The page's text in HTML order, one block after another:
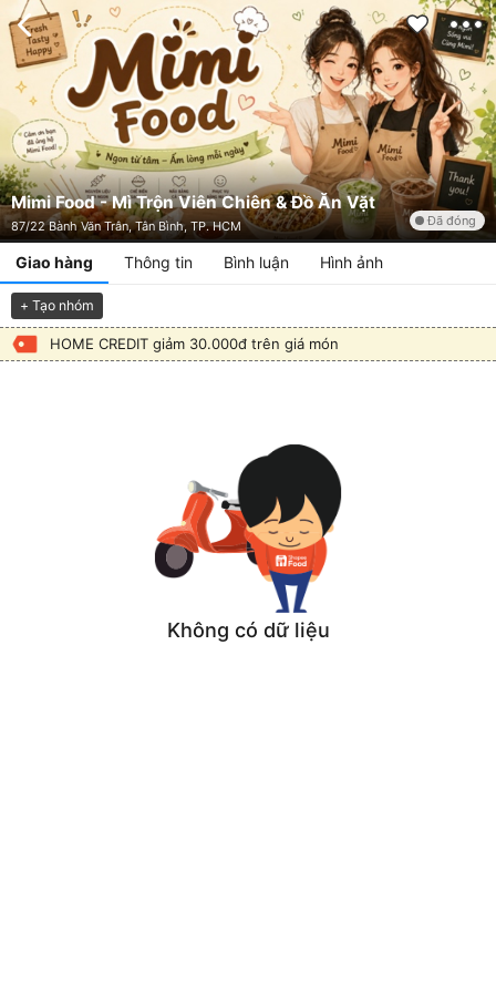
Mimi Food - Mì Trộn Viên Chiên & Đồ Ăn Vặt
87/22 Bành Văn Trân, Tân Bình, TP. HCM Đã đóng
Giao hàng Thông tin Bình luận Hình ảnh
+ Tạo nhóm
HOME CREDIT giảm 30.000đ trên giá món
Không có dữ liệu